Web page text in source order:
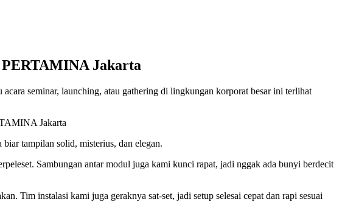
PERTAMINA Jakarta
acara seminar, launching, atau gathering di lingkungan korporat besar ini terlihat
tampilan solid, misterius, dan elegan.
Sambungan antar modul juga kami kunci rapat, jadi nggak ada bunyi berdecit
Tim instalasi kami juga geraknya sat-set, jadi setup selesai cepat dan rapi sesuai